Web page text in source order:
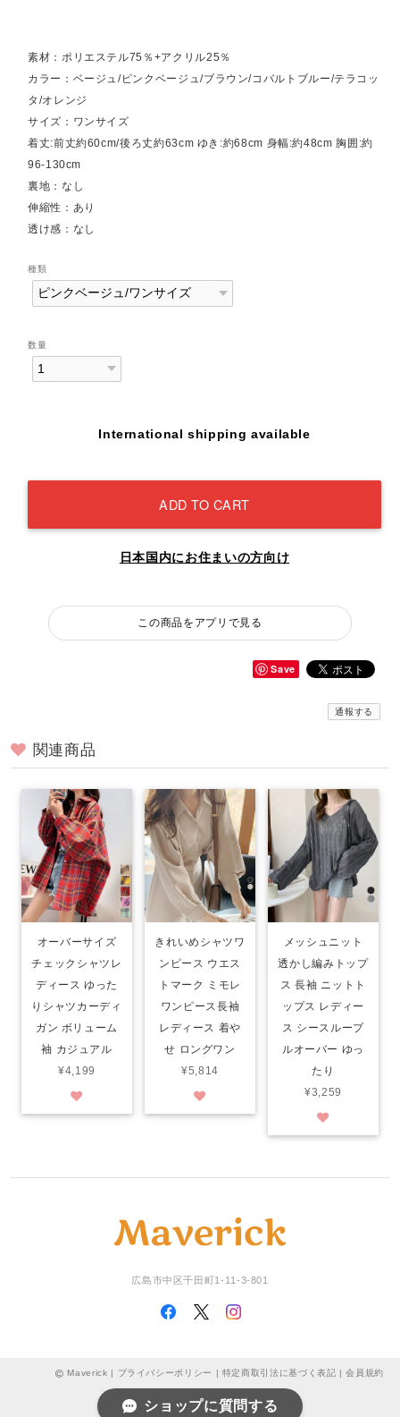
素材：ポリエステル75％+アクリル25％
カラー：ベージュ/ピンクベージュ/ブラウン/コバルトブルー/テラコッ
タ/オレンジ
サイズ：ワンサイズ
着丈:前丈約60cm/後ろ丈約63cm ゆき:約68cm 身幅:約48cm 胸囲:約
96-130cm
裏地：なし
伸縮性：あり
透け感：なし
種類
数量
International shipping available
ADD TO CART
日本国内にお住まいの方向け
この商品をアプリで見る
Save
通報する
関連商品
オーバーサイズ
チェックシャツレ
ディース ゆった
りシャツカーディ
ガン ボリューム
袖 カジュアル
¥4,199
きれいめシャツワ
ンピース ウエス
トマーク ミモレ
ワンピース長袖
レディース 着や
せ ロングワン
¥5,814
メッシュニット
透かし編みトップ
ス 長袖 ニットト
ップス レディー
ス シースループ
ルオーバー ゆっ
たり
¥3,259
広島市中区千田町1-11-3-801
Maverick | プライバシーポリシー | 特定商取引法に基づく表記 |会員規約
ショップに質問する